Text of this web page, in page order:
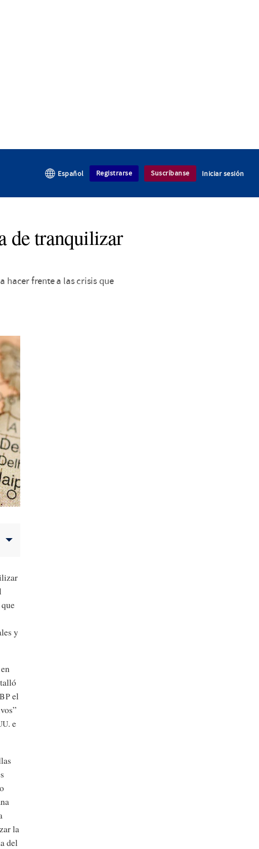
Español Registrarse Suscríbanse Iniciar sesión
de tranquilizar
hacer frente a las crisis que
y
el
. e
la
del